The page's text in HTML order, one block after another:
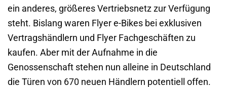
ein anderes, größeres Vertriebsnetz zur Verfügung
steht. Bislang waren Flyer e-Bikes bei exklusiven
Vertragshändlern und Flyer Fachgeschäften zu
kaufen. Aber mit der Aufnahme in die
Genossenschaft stehen nun alleine in Deutschland
die Türen von 670 neuen Händlern potentiell offen.